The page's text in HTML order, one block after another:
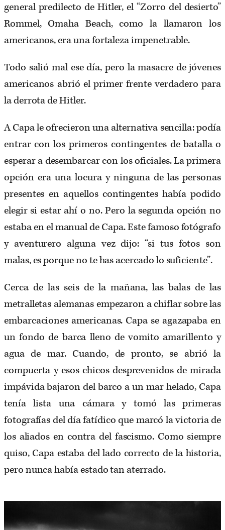
general predilecto de Hitler, el “Zorro del desierto”
Rommel, Omaha Beach, como la llamaron los
americanos, era una fortaleza impenetrable.
Todo salió mal ese día, pero la masacre de jóvenes
americanos abrió el primer frente verdadero para
la derrota de Hitler.
A Capa le ofrecieron una alternativa sencilla: podía
entrar con los primeros contingentes de batalla o
esperar a desembarcar con los oficiales. La primera
opción era una locura y ninguna de las personas
presentes en aquellos contingentes había podido
elegir si estar ahí o no. Pero la segunda opción no
estaba en el manual de Capa. Este famoso fotógrafo
y aventurero alguna vez dijo: “si tus fotos son
malas, es porque no te has acercado lo suficiente”.
Cerca de las seis de la mañana, las balas de las
metralletas alemanas empezaron a chiflar sobre las
embarcaciones americanas. Capa se agazapaba en
un fondo de barca lleno de vomito amarillento y
agua de mar. Cuando, de pronto, se abrió la
compuerta y esos chicos desprevenidos de mirada
impávida bajaron del barco a un mar helado, Capa
tenía lista una cámara y tomó las primeras
fotografías del día fatídico que marcó la victoria de
los aliados en contra del fascismo. Como siempre
quiso, Capa estaba del lado correcto de la historia,
pero nunca había estado tan aterrado.